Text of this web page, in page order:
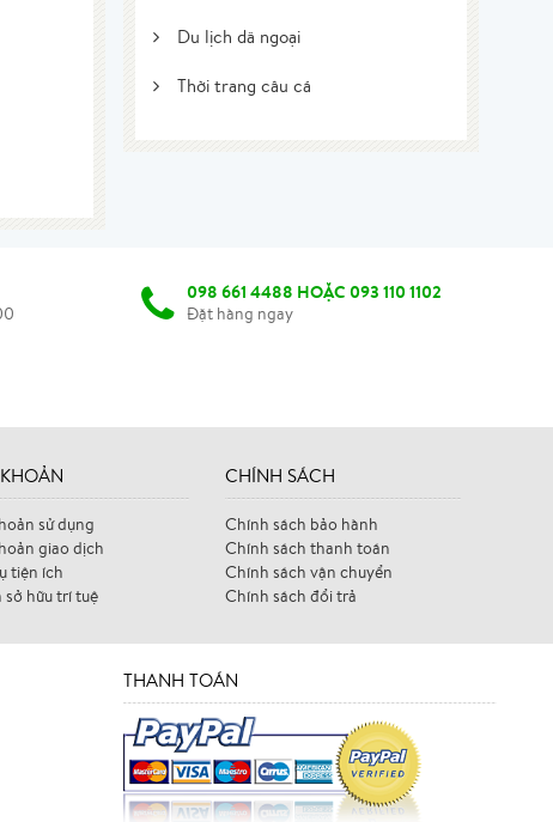
Du lịch dã ngoại
Thời trang câu cá
098 661 4488 HOẶC 093 110 1102
Đặt hàng ngay
sử dụng
giao dịch
tiện ích
sở hữu trí tuệ
CHÍNH SÁCH
Chính sách bảo hành
Chính sách thanh toán
Chính sách vận chuyển
Chính sách đổi trả
THANH TOÁN